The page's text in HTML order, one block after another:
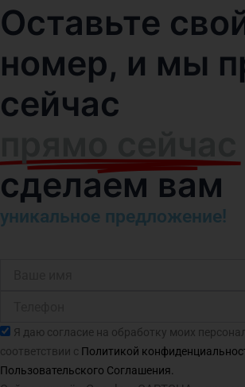
Оставьте
номер, и мы
сейчас
сделаем вам
уникальное предложение!
Согласие
Я даю согласие на обработку моих
соответствии с Политикой
Пользовательского Соглашения.